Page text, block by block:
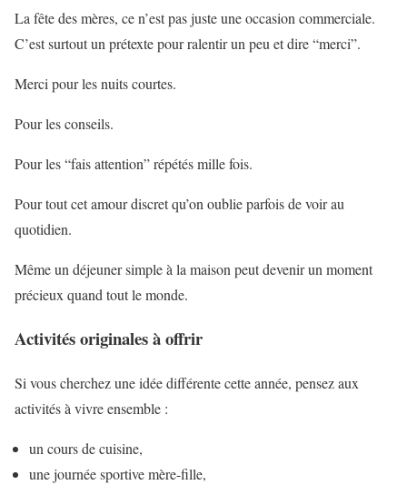
La fête des mères, ce n’est pas juste une occasion commerciale.
C’est surtout un prétexte pour ralentir un peu et dire “merci”.
Merci pour les nuits courtes.
Pour les conseils.
Pour les “fais attention” répétés mille fois.
Pour tout cet amour discret qu’on oublie parfois de voir au
quotidien.
Même un déjeuner simple à la maison peut devenir un moment
précieux quand tout le monde.
Activités originales à offrir
Si vous cherchez une idée différente cette année, pensez aux
activités à vivre ensemble :
un cours de cuisine,
une journée sportive mère-fille,